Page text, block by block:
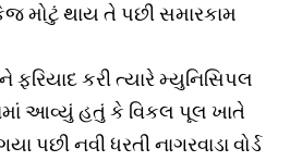
મોટું થાય તે પછી સમારકામ
કરી ત્યારે મ્યુનિસિપલ
આવ્યું હતું કે વિકલ પૂલ ખાતે
પછી નવી ધરતી નાગરવાડા વોર્ડ